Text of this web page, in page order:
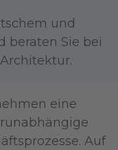
und
beraten Sie bei
eine
Auf